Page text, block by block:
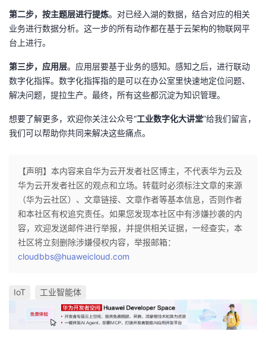
第二步，按主题层进行提炼。对已经入湖的数据，结合对应的相关
业务进行数据分析。这一步的所有动作都在基于云架构的物联网平
台上进行。
第三步，应用层。应用层要基于业务的感知。感知之后，进行联动
数字化指挥。数字化指挥指的是可以在办公室里快速地定位问题、
解决问题，提拉生产。最终，所有这些都沉淀为知识管理。
想要了解更多，欢迎你关注公众号“工业数字化大讲堂”给我们留言，
我们可以帮助你共同来解决这些痛点。
【声明】本内容来自华为云开发者社区博主，不代表华为云及
华为云开发者社区的观点和立场。转载时必须标注文章的来源
（华为云社区）、文章链接、文章作者等基本信息，否则作者
和本社区有权追究责任。如果您发现本社区中有涉嫌抄袭的内
容，欢迎发送邮件进行举报，并提供相关证据，一经查实，本
社区将立刻删除涉嫌侵权内容，举报邮箱：
cloudbbs@huaweicloud.com
IoT 工业智能体